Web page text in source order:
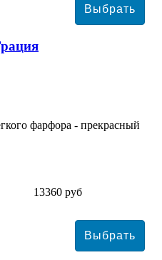
фарфора - прекрасный
13360 руб